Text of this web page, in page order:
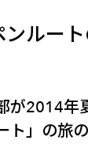
ルー
が2014年
ト」の旅